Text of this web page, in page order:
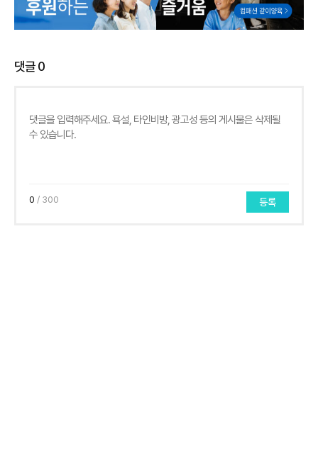
댓글0
0 / 300 등록